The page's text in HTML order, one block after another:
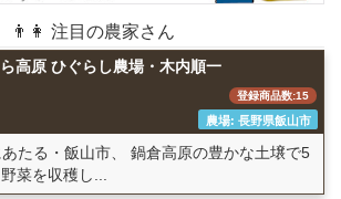
👨👩 注目の農家さん
高原 ひぐらし農場・木内順一
登録商品数:15
農場: 長野県飯山市
たる・飯山市、 鍋倉高原の豊かな土壌で5
菜を収穫し...